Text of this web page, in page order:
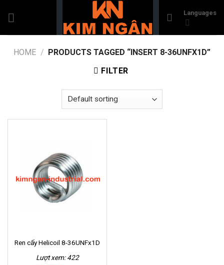
Languages
HOME / PRODUCTS TAGGED “INSERT 8-36UNFX1D”
FILTER
Ren cấy Helicoil 8-36UNFx1D
Lượt xem: 422